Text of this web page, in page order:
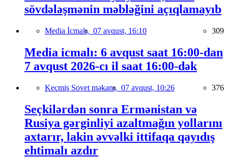
sövdələşmənin məbləğini açıqlamayıb
Media İcmalı, 07 avqust, 16:10 309
Media icmalı: 6 avqust saat 16:00-dan
7 avqust 2026-cı il saat 16:00-dək
Keçmiş Sovet məkanı, 07 avqust, 10:26 376
Seçkilərdən sonra Ermənistan və
Rusiya gərginliyi azaltmağın yollarını
axtarır, lakin əvvəlki ittifaqa qayıdış
ehtimalı azdır